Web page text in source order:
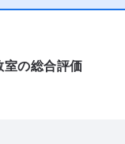
の総合評価